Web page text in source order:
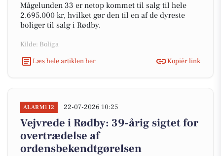
Mågelunden 33 er netop kommet til salg til hele
2.695.000 kr, hvilket gør den til en af de dyreste
boliger til salg i Rødby.
Kilde: Boliga
Læs hele artiklen her
Kopiér link
ALARM112 22-07-2026 10:25
Vejvrede i Rødby: 39-årig sigtet for
overtrædelse af
ordensbekendtgørelsen